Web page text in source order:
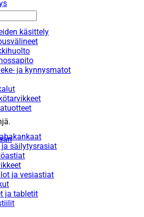
käsittely
ja kynnysmatot
ja säilytysrasiat
ja vesiastiat
ja tabletit